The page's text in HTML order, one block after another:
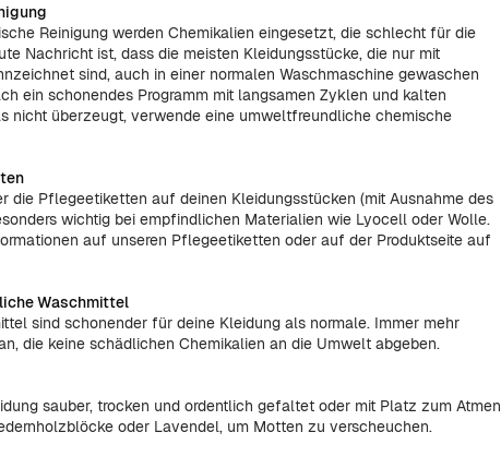
Reinigung werden Chemikalien eingesetzt, die schlecht für die
Nachricht ist, dass die meisten Kleidungsstücke, die nur mit
sind, auch in einer normalen Waschmaschine gewaschen
ein schonendes Programm mit langsamen Zyklen und kalten
nicht überzeugt, verwende eine umweltfreundliche chemische
die Pflegeetiketten auf deinen Kleidungsstücken (mit Ausnahme des
wichtig bei empfindlichen Materialien wie Lyocell oder Wolle.
auf unseren Pflegeetiketten oder auf der Produktseite auf
Waschmittel
sind schonender für deine Kleidung als normale. Immer mehr
die keine schädlichen Chemikalien an die Umwelt abgeben.
sauber, trocken und ordentlich gefaltet oder mit Platz zum Atmen
oder Lavendel, um Motten zu verscheuchen.